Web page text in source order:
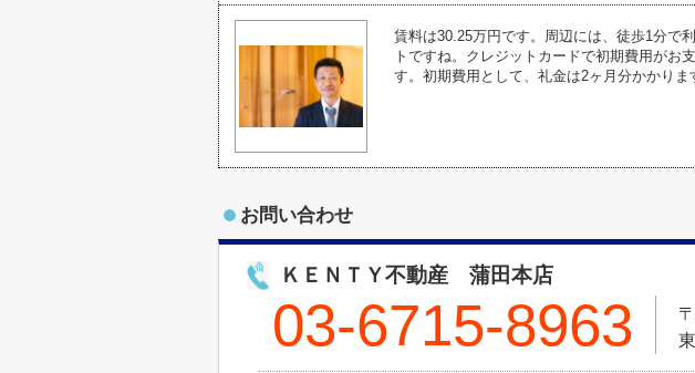
賃料は30.25万円です。周辺には、徒歩1分で
トですね。クレジットカードで初期費用がお
す。初期費用として、礼金は2ヶ月分かかりま
お問い合わせ
ＫＥＮＴＹ不動産 蒲田本店
03-6715-8963